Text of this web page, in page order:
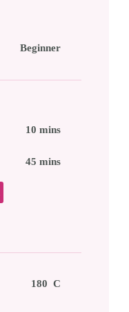
Beginner
10 mins
45 mins
180 C